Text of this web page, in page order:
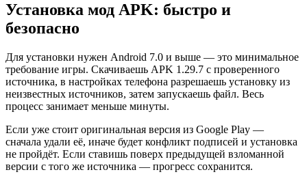
Установка мод APK: быстро и
безопасно
Для установки нужен Android 7.0 и выше — это минимальное
требование игры. Скачиваешь APK 1.29.7 с проверенного
источника, в настройках телефона разрешаешь установку из
неизвестных источников, затем запускаешь файл. Весь
процесс занимает меньше минуты.
Если уже стоит оригинальная версия из Google Play —
сначала удали её, иначе будет конфликт подписей и установка
не пройдёт. Если ставишь поверх предыдущей взломанной
версии с того же источника — прогресс сохранится.